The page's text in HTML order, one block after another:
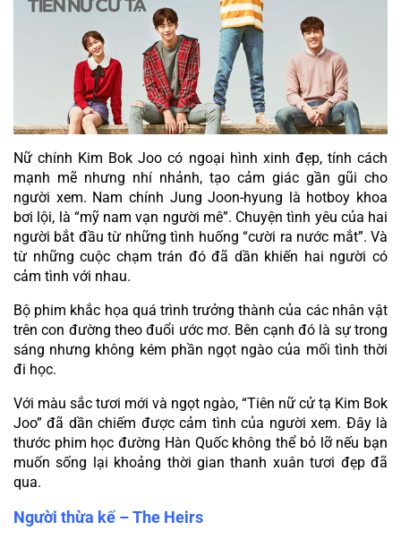
Nữ chính Kim Bok Joo có ngoại hình xinh đẹp, tính cách
mạnh mẽ nhưng nhí nhảnh, tạo cảm giác gần gũi cho
người xem. Nam chính Jung Joon-hyung là hotboy khoa
bơi lội, là “mỹ nam vạn người mê”. Chuyện tình yêu của hai
người bắt đầu từ những tình huống “cười ra nước mắt”. Và
từ những cuộc chạm trán đó đã dần khiến hai người có
cảm tình với nhau.
Bộ phim khắc họa quá trình trưởng thành của các nhân vật
trên con đường theo đuổi ước mơ. Bên cạnh đó là sự trong
sáng nhưng không kém phần ngọt ngào của mối tình thời
đi học.
Với màu sắc tươi mới và ngọt ngào, “Tiên nữ cử tạ Kim Bok
Joo” đã dần chiếm được cảm tình của người xem. Đây là
thước phim học đường Hàn Quốc không thể bỏ lỡ nếu bạn
muốn sống lại khoảng thời gian thanh xuân tươi đẹp đã
qua.
Người thừa kế – The Heirs